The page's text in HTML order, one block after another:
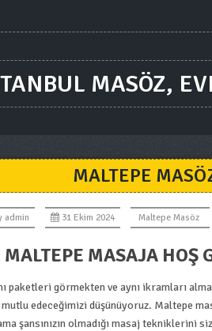
MASÖZ,
MALTEPE
admin 31 Ekim 2024 Maltepe Masöz
MALTEPE MASAJA HOŞ
görmekten ve aynı ikramları
edeceğimizi düşünüyoruz. Maltepe
şansınızın olmadığı masaj